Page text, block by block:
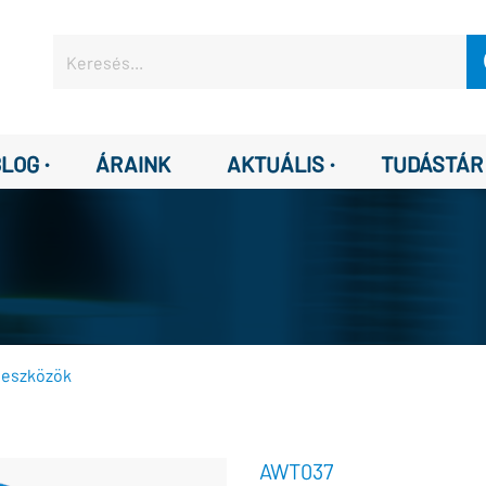
· ÁRAINK AKTUÁLIS · TUDÁSTÁR
AWT037